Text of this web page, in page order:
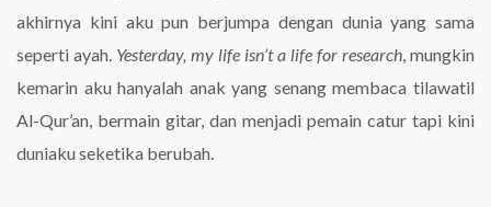
akhirnya kini aku pun berjumpa dengan dunia yang sama
seperti ayah. Yesterday, my life isn’t a life for research, mungkin
kemarin aku hanyalah anak yang senang membaca tilawatil
Al-Qur’an, bermain gitar, dan menjadi pemain catur tapi kini
duniaku seketika berubah.